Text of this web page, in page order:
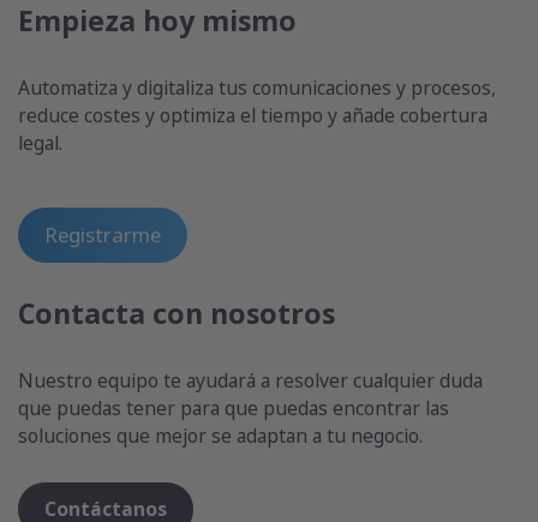
Empieza hoy mismo
Automatiza y digitaliza tus comunicaciones y procesos,
reduce costes y optimiza el tiempo y añade cobertura
legal.
Registrarme
Contacta con nosotros
Nuestro equipo te ayudará a resolver cualquier duda
que puedas tener para que puedas encontrar las
soluciones que mejor se adaptan a tu negocio.
Contáctanos